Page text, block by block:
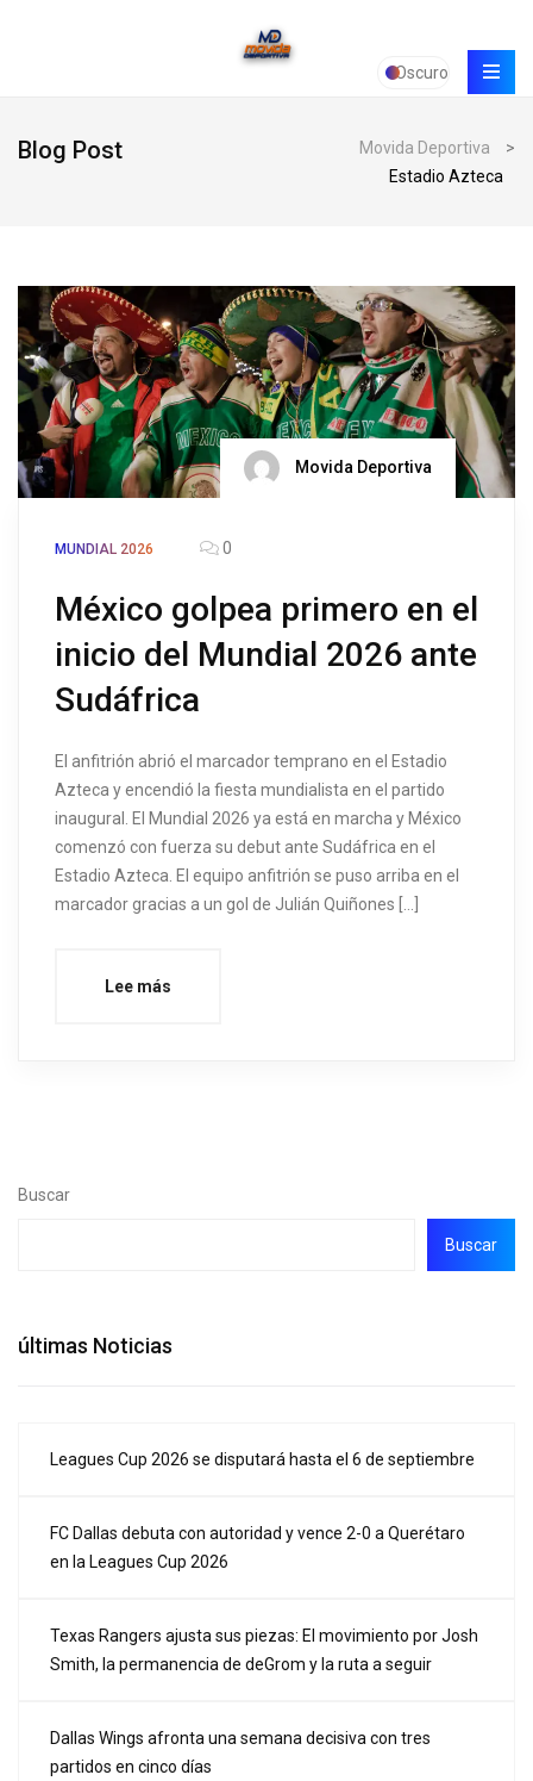
Oscuro
Blog Post Movida Deportiva
>
Estadio Azteca
Movida Deportiva
MUNDIAL 2026 0
México golpea primero en el
inicio del Mundial 2026 ante
Sudáfrica
El anfitrión abrió el marcador temprano en el Estadio
Azteca y encendió la fiesta mundialista en el partido
inaugural. El Mundial 2026 ya está en marcha y México
comenzó con fuerza su debut ante Sudáfrica en el
Estadio Azteca. El equipo anfitrión se puso arriba en el
marcador gracias a un gol de Julián Quiñones […]
Lee más
Buscar
Buscar
últimas Noticias
Leagues Cup 2026 se disputará hasta el 6 de septiembre
FC Dallas debuta con autoridad y vence 2-0 a Querétaro
en la Leagues Cup 2026
Texas Rangers ajusta sus piezas: El movimiento por Josh
Smith, la permanencia de deGrom y la ruta a seguir
Dallas Wings afronta una semana decisiva con tres
partidos en cinco días